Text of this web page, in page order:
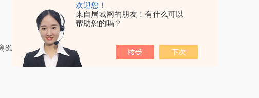
欢迎您！
来自局域网的朋友！有什么可以
帮助您的吗？
。